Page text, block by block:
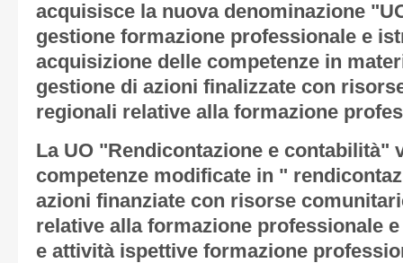
acquisisce la nuova denominazione
gestione formazione professionale e
acquisizione delle competenze in
gestione di azioni finalizzate con
regionali relative alla formazione
La UO "Rendicontazione e contabilità"
competenze modificate in "
azioni finanziate con risorse
relative alla formazione professionale
e attività ispettive formazione